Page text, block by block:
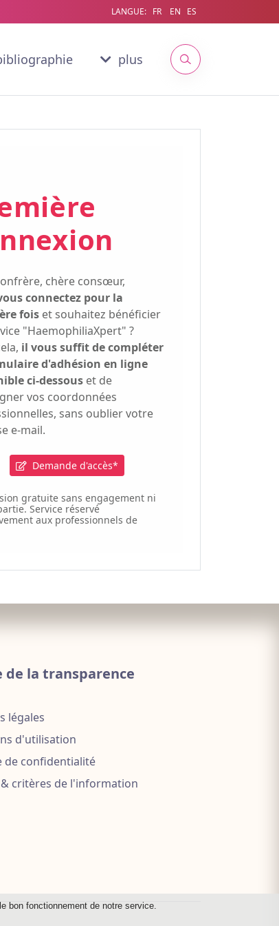
LANGUE: FR EN ES
plus
chère consœur,
connectez pour la
foiset souhaitez bénéficier
"HaemophiliaXpert" ?
il vous suffit de compléter
d'adhésion en ligne
ci-dessouset de
vos coordonnées
sans oublier votre
e-mail.
Demande d'accès*
gratuite sans engagement ni
Service réservé
aux professionnels de
de la transparence
légales
d'utilisation
de confidentialité
critères de l'information
bon fonctionnement de notre service.